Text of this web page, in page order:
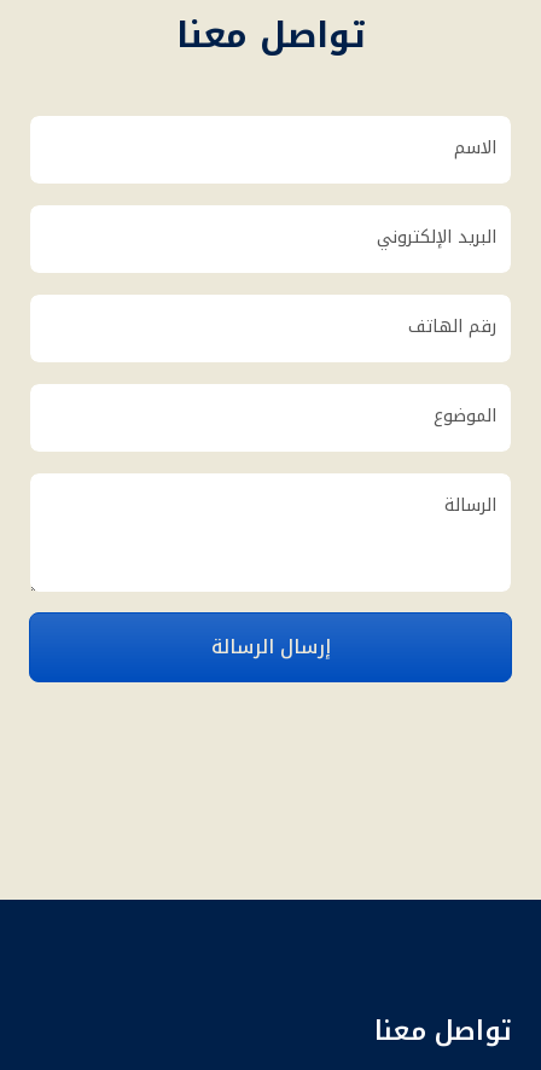
تواصل معنا
الاسم
البريد الإلكتروني
رقم الهاتف
الموضوع
الرسالة
إرسال الرسالة
تواصل معنا